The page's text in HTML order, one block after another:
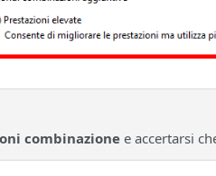
combinazione e accertarsi